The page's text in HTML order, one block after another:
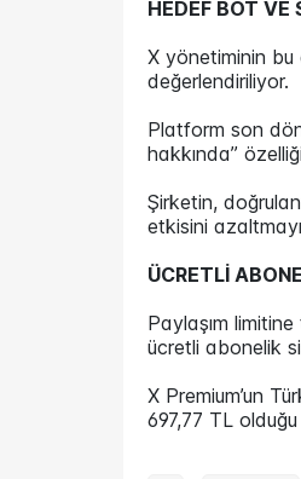
HEDEF BOT VE
X yönetiminin bu
değerlendiriliyor.
Platform son
hakkında”
Şirketin,
etkisini
ÜCRETLİ
Paylaşım
ücretli abonelik
X Premium’un
697,77 TL